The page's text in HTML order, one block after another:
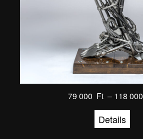
79 000 Ft – 118 000
Details